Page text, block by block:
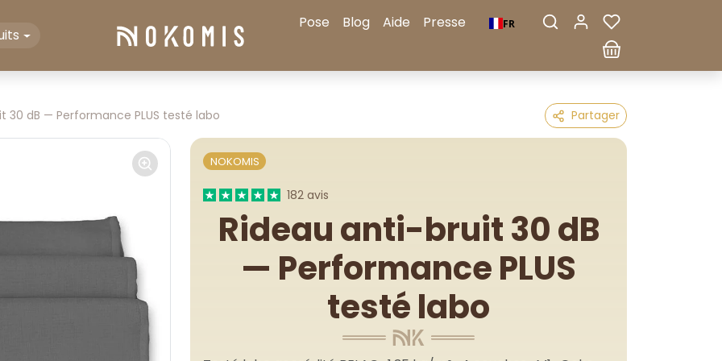
Pose Blog Aide Presse FR
30 dB — Performance PLUS testé labo Partager
NOKOMIS
182 avis
Rideau anti-bruit 30 dB
— Performance PLUS
testé labo